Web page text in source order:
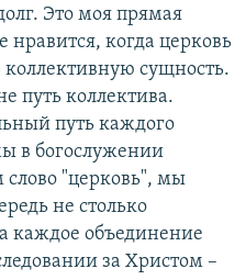
Это моя прямая
нравится, когда церковь
сущность.
путь коллектива.
путь каждого
в богослужении
"церковь", мы
не столько
каждое объединение
за Христом –